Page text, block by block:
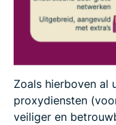
Zoals hierboven al
proxydiensten
veiliger en